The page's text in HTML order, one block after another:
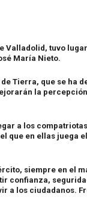
Valladolid, tuvo
María Nieto.
Tierra, que se ha
la
a los
que en ellas juega
siempre en el
confianza,
a los ciudadanos.